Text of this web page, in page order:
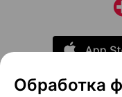
Обработка